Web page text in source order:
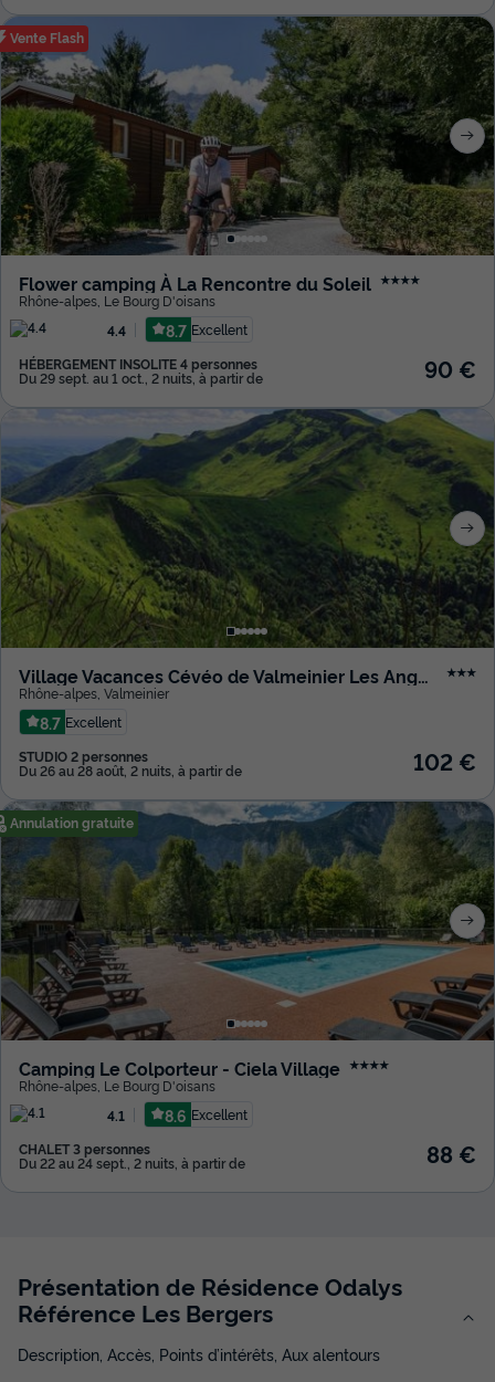
Vente Flash
Flower camping À La Rencontre du Soleil ★★★★
Rhône-alpes Le Bourg D'oisans
4.4
8.7 Excellent
HÉBERGEMENT INSOLITE 4 personnes
Du 29 sept. au 1 oct., 2 nuits, à partir de 90 €
Village Vacances Cévéo de Valmeinier Les Angeliers ★★★
Rhône-alpes Valmeinier
8.7 Excellent
STUDIO 2 personnes
Du 26 au 28 août, 2 nuits, à partir de 102 €
Annulation gratuite
Camping Le Colporteur - Ciela Village ★★★★
Rhône-alpes Le Bourg D'oisans
4.1
8.6 Excellent
CHALET 3 personnes
Du 22 au 24 sept., 2 nuits, à partir de 88 €
Présentation de Résidence Odalys
Référence Les Bergers
Description, Accès, Points d’intérêts, Aux alentours